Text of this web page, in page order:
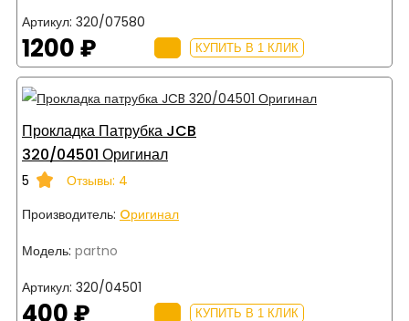
Артикул: 320/07580
1200 ₽ КУПИТЬ В 1 КЛИК
Прокладка Патрубка JCB
320/04501 Оригинал
5
Отзывы: 4
Производитель: Oригинал
Модель: partno
Артикул: 320/04501
400 ₽ КУПИТЬ В 1 КЛИК